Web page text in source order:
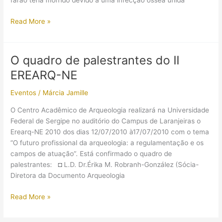
Mais
Tutankhamon
Read More »
O quadro de palestrantes do II
EREARQ-NE
Eventos / Márcia Jamille
O Centro Acadêmico de Arqueologia realizará na Universidade
Federal de Sergipe no auditório do Campus de Laranjeiras o
Erearq-NE 2010 dos dias 12/07/2010 à17/07/2010 com o tema
“O futuro profissional da arqueologia: a regulamentação e os
campos de atuação”. Está confirmado o quadro de
palestrantes: ◘ L.D. Dr.Érika M. Robranh-González (Sócia-
Diretora da Documento Arqueologia
O
Read More »